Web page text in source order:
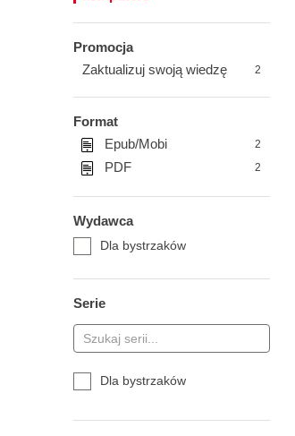
Promocja
Zaktualizuj swoją wiedzę
2
Format
Epub/Mobi
2
PDF 2
Wydawca
Dla bystrzaków
Serie
Dla bystrzaków